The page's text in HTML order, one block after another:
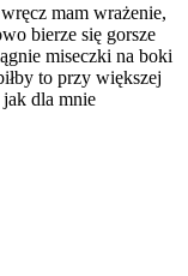
mam wrażenie,
bierze się gorsze
miseczki na boki
to przy większej
jak dla mnie